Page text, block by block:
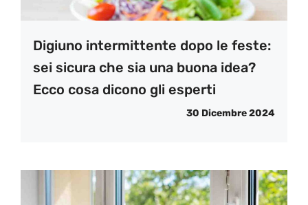
Digiuno intermittente dopo le feste:
sei sicura che sia una buona idea?
Ecco cosa dicono gli esperti
30 Dicembre 2024